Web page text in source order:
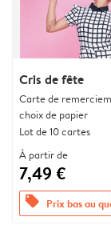
Cris de fête
Carte de
choix de papier
Lot de 10 cartes
À partir de
7,49 €
offers Prix bas au